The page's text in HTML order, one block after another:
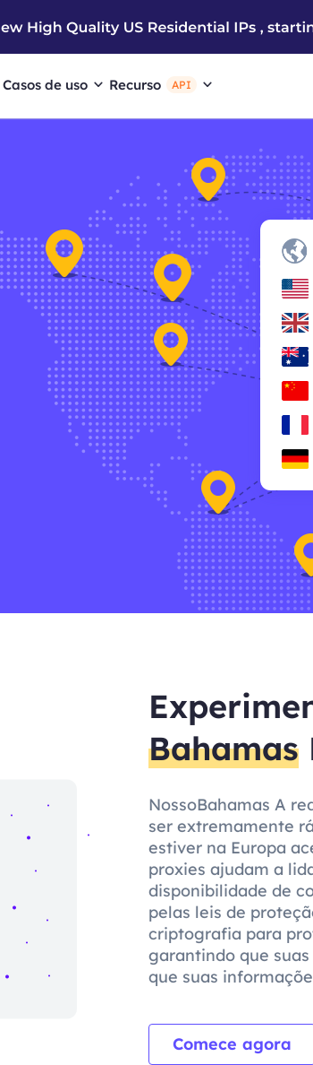
Casos de uso Recurso API
Bahamas
NossoBahamas A
ser extremamente
estiver na Europa
proxies ajudam a
disponibilidade de
pelas leis de
criptografia para
garantindo que
que suas
Comece agora